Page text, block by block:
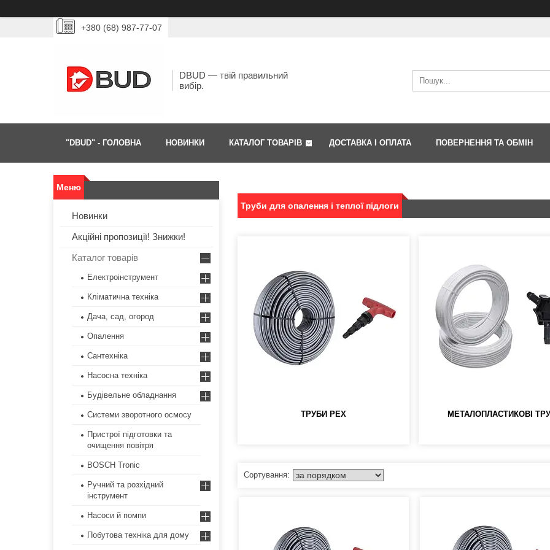
+380 (68) 987-77-07
DBUD — твій правильний
вибір.
"DBUD" - ГОЛОВНА НОВИНКИ КАТАЛОГ ТОВАРІВ ДОСТАВКА І ОПЛАТА ПОВЕРНЕННЯ ТА ОБМІН
Труби для опалення і теплої підлоги
ТРУБИ PEX МЕТАЛОПЛАСТИКОВІ
Новинки
Акційні пропозиції! Знижки!
Каталог товарів
Електроінструмент
Кліматична техніка
Дача, сад, огород
Опалення
Сантехніка
Насосна техніка
Будівельне обладнання
Системи зворотного осмосу
Пристрої підготовки та
очищення повітря
BOSCH Tronic
Ручний та розхідний
інструмент
Насоси й помпи
Побутова техніка для дому